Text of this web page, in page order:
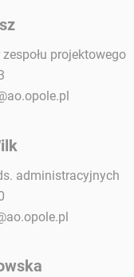
projektowego
administracyjnych